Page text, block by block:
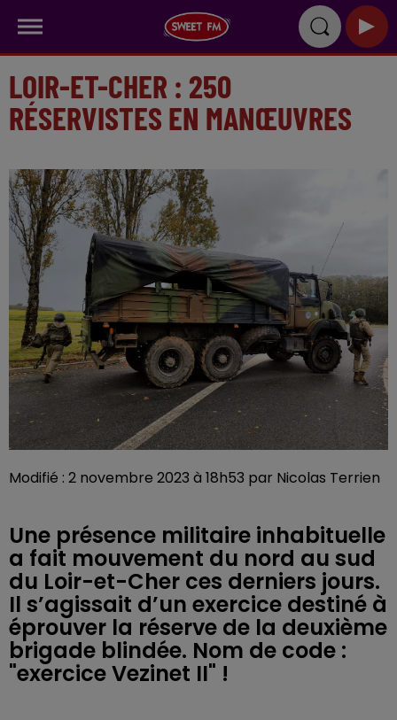
LOIR-ET-CHER : 250
RÉSERVISTES EN MANŒUVRES
Modifié : 2 novembre 2023 à 18h53 par Nicolas Terrien
Une présence militaire inhabituelle
a fait mouvement du nord au sud
du Loir-et-Cher ces derniers jours.
Il s’agissait d’un exercice destiné à
éprouver la réserve de la deuxième
brigade blindée. Nom de code :
"exercice Vezinet II" !